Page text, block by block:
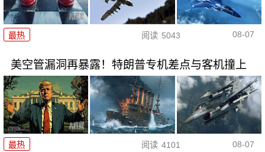
最热 阅读 5043 08-07
美空管漏洞再暴露！特朗普专机差点与客机撞上
最热 阅读 4101 08-07